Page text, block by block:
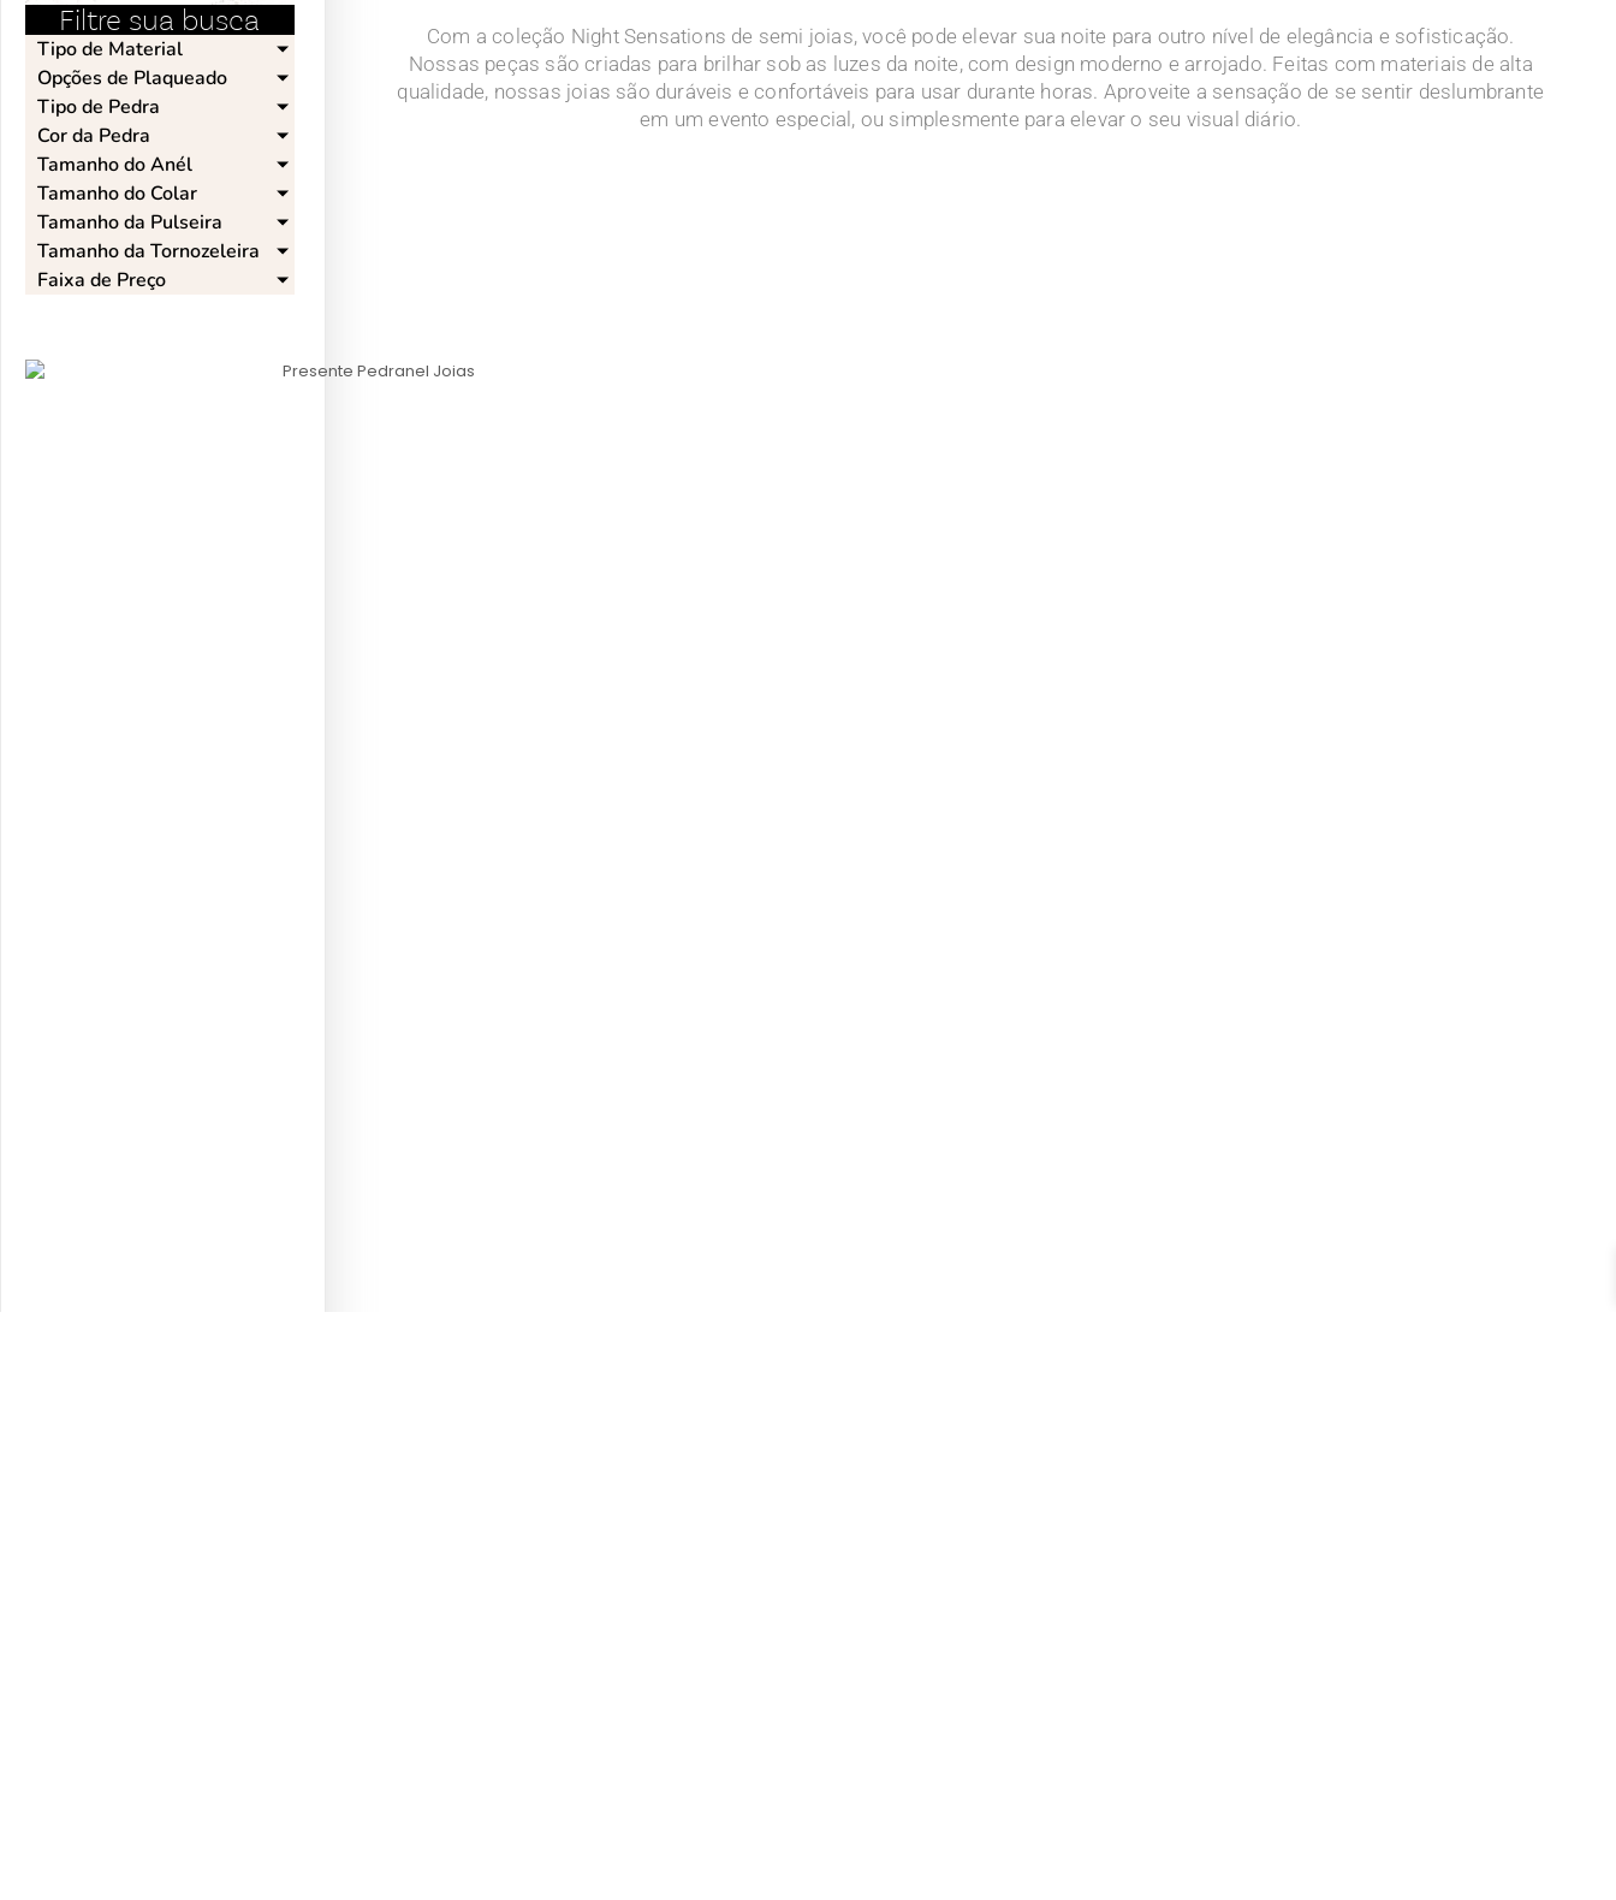
Filtre sua busca
Tipo de Material
Opções de Plaqueado​
Tipo de Pedra​
Cor da Pedra​
Tamanho do Anél​
Tamanho do Colar​
Tamanho da Pulseira​
Tamanho da Tornozeleira​
Faixa de Preço​
Com a coleção Night Sensations de semi joias, você pode elevar sua noite para outro nível de elegância e sofisticação.
Nossas peças são criadas para brilhar sob as luzes da noite, com design moderno e arrojado. Feitas com materiais de alta
qualidade, nossas joias são duráveis e confortáveis para usar durante horas. Aproveite a sensação de se sentir deslumbrante
em um evento especial, ou simplesmente para elevar o seu visual diário.